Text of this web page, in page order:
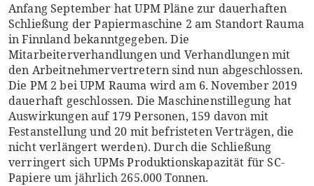
Anfang September hat UPM Pläne zur dauerhaften
Schließung der Papiermaschine 2 am Standort Rauma
in Finnland bekanntgegeben. Die
Mitarbeiterverhandlungen und Verhandlungen mit
den Arbeitnehmervertretern sind nun abgeschlossen.
Die PM 2 bei UPM Rauma wird am 6. November 2019
dauerhaft geschlossen. Die Maschinenstillegung hat
Auswirkungen auf 179 Personen, 159 davon mit
Festanstellung und 20 mit befristeten Verträgen, die
nicht verlängert werden). Durch die Schließung
verringert sich UPMs Produktionskapazität für SC-
Papiere um jährlich 265.000 Tonnen.